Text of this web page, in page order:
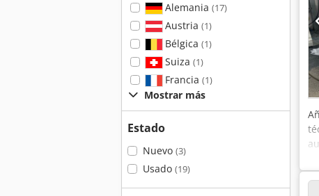
Alemania (17)
Austria (1)
Bélgica (1)
Suiza (1)
Francia (1)
Mostrar más
Estado
Nuevo (3)
Usado (19)